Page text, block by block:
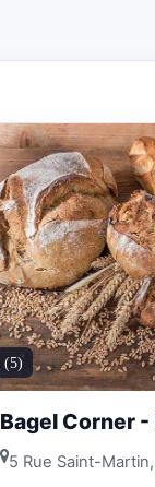
(5)
Bagel Corner -
5 Rue Saint-